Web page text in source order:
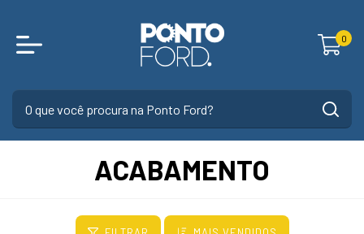
0
ACABAMENTO